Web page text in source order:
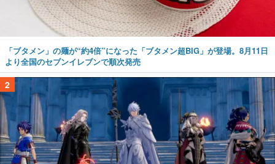
「ブタメン」の麺が“約4倍”になった「ブタメン超BIG」が登場。8月11日
より全国のセブンイレブンで順次発売
2